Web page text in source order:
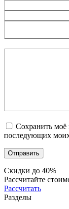
Сохранить моё
последующих
Скидки до 40%
Рассчитайте
Рассчитать
Разделы